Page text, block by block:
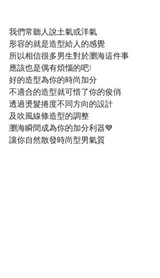
我們常聽人說土氣或洋氣
形容的就是造型給人的感覺
所以相信很多男生對於瀏海這件事
應該也是偶有煩惱的吧!
好的造型為你的時尚加分
不適合的造型就可惜了你的俊俏
透過燙髮捲度不同方向的設計
及吹風線條造型的調整
瀏海瞬間成為你的加分利器💙
讓你自然散發時尚型男氣質